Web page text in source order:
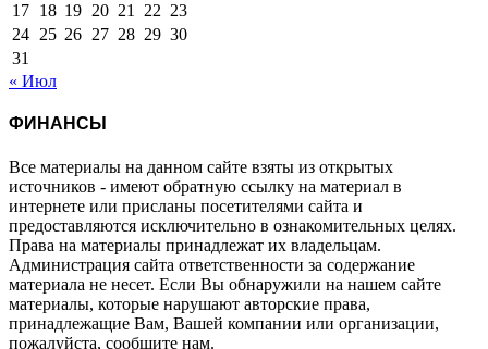
17 18 19 20 21 22 23
24 25 26 27 28 29 30
31
« Июл
ФИНАНСЫ
Все материалы на данном сайте взяты из открытых
источников - имеют обратную ссылку на материал в
интернете или присланы посетителями сайта и
предоставляются исключительно в ознакомительных целях.
Права на материалы принадлежат их владельцам.
Администрация сайта ответственности за содержание
материала не несет. Если Вы обнаружили на нашем сайте
материалы, которые нарушают авторские права,
принадлежащие Вам, Вашей компании или организации,
пожалуйста, сообщите нам.